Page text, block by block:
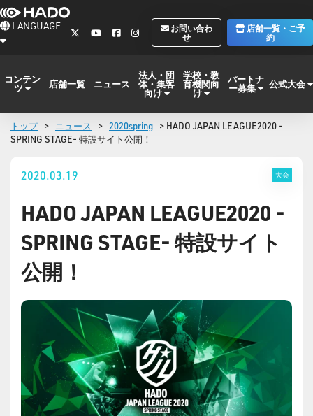
LANGUAGE
お問い合わ
せ
店舗一覧・ご予
約
コンテン
ツ 店舗一覧 ニュース
法人・団
体・集客
向け
学校・教
育機関向
け
パートナ
ー募集 公式大会
トップ > ニュース > 2020spring > HADO JAPAN LEAGUE2020 -
SPRING STAGE- 特設サイト公開！
2020.03.19 大会
HADO JAPAN LEAGUE2020 -
SPRING STAGE- 特設サイト
公開！